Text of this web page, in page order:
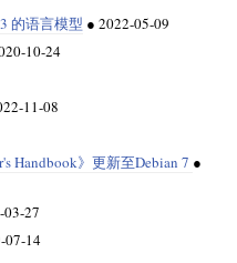
的语言模型 ● 2022-05-09
10-24
11-08
Handbook》更新至Debian 7 ●
03-27
07-14